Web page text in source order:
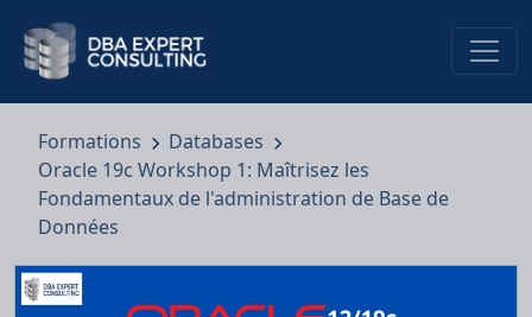
Formations
Databases
Oracle 19c Workshop 1: Maîtrisez les
Fondamentaux de l'administration de Base de
Données